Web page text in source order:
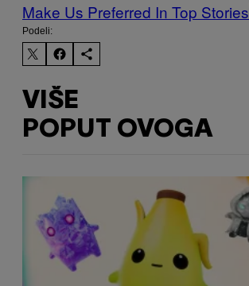
Make Us Preferred In Top Stories
Podeli:
VIŠE
POPUT OVOGA